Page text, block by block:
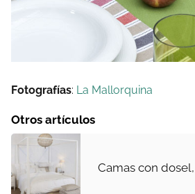
Fotografías: La Mallorquina
Otros artículos
Camas con